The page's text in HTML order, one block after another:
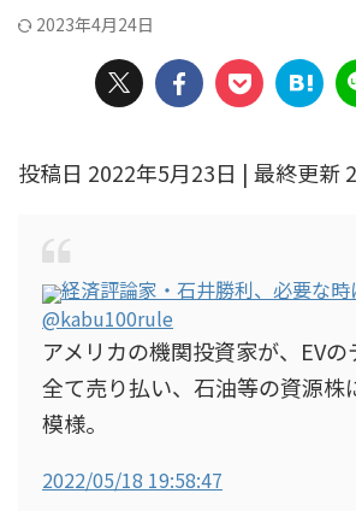
2023年4月24日
投稿日 2022年5月23日 | 最終更新
経済評論家・石井勝利、必要な時
@kabu100rule
アメリカの機関投資家が、EV
全て売り払い、石油等の資源株
模様。
2022/05/18 19:58:47